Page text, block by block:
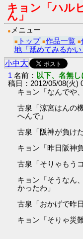
キョン「ハル
ん」
● メニュー
■ トップ ■作品一覧 ■
地「舐めてみるかい
小中大
1 名前： 以下、名無
稿日：2012/05/08(火)
キョン「なんでや
古泉「涼宮はんの
へんで」
古泉「阪神が負け
キョン「昨日阪神
古泉「そりゃもう
キョン「そうなん
かったわ」
古泉「おかげで昨
キョン「そりゃ災